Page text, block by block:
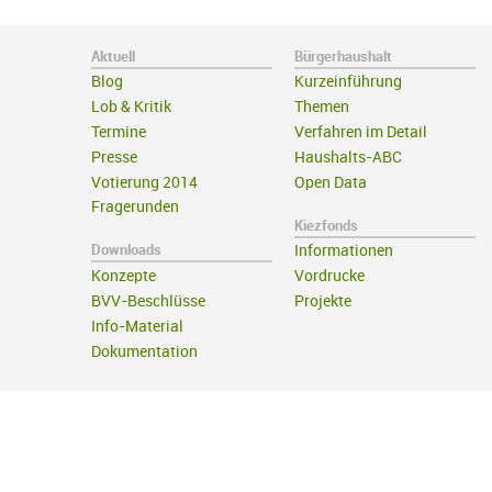
Aktuell
Blog
Lob & Kritik
Termine
Presse
Votierung 2014
Fragerunden
Downloads
Konzepte
BVV-Beschlüsse
Info-Material
Dokumentation
Bürgerhaushalt
Kurzeinführung
Themen
Verfahren im Detail
Haushalts-ABC
Open Data
Kiezfonds
Informationen
Vordrucke
Projekte